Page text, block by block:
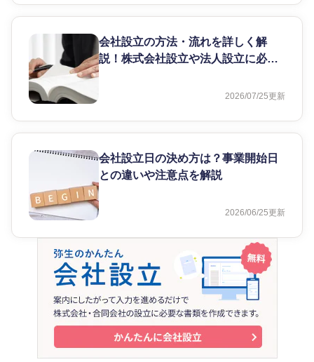
会社設立の方法・流れを詳しく解
説！株式会社設立や法人設立に必要
2026/07/25更新
会社設立日の決め方は？事業開始日
との違いや注意点を解説
2026/06/25更新